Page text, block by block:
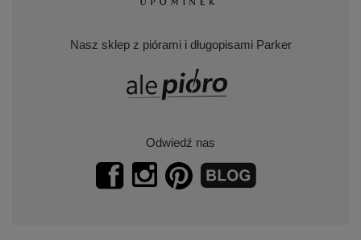
Nasz sklep z piórami i długopisami Parker
Odwiedź nas